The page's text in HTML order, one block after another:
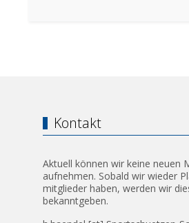
Kontakt
Aktuell können wir keine neuen
aufnehmen. Sobald wir wieder
mitglieder haben, werden wir
bekanntgeben.